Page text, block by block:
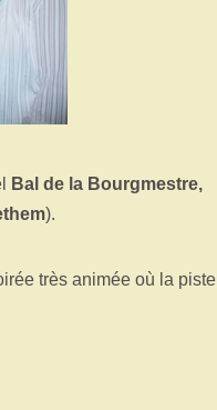
Bal de la Bourgmestre,
).
très animée où la piste